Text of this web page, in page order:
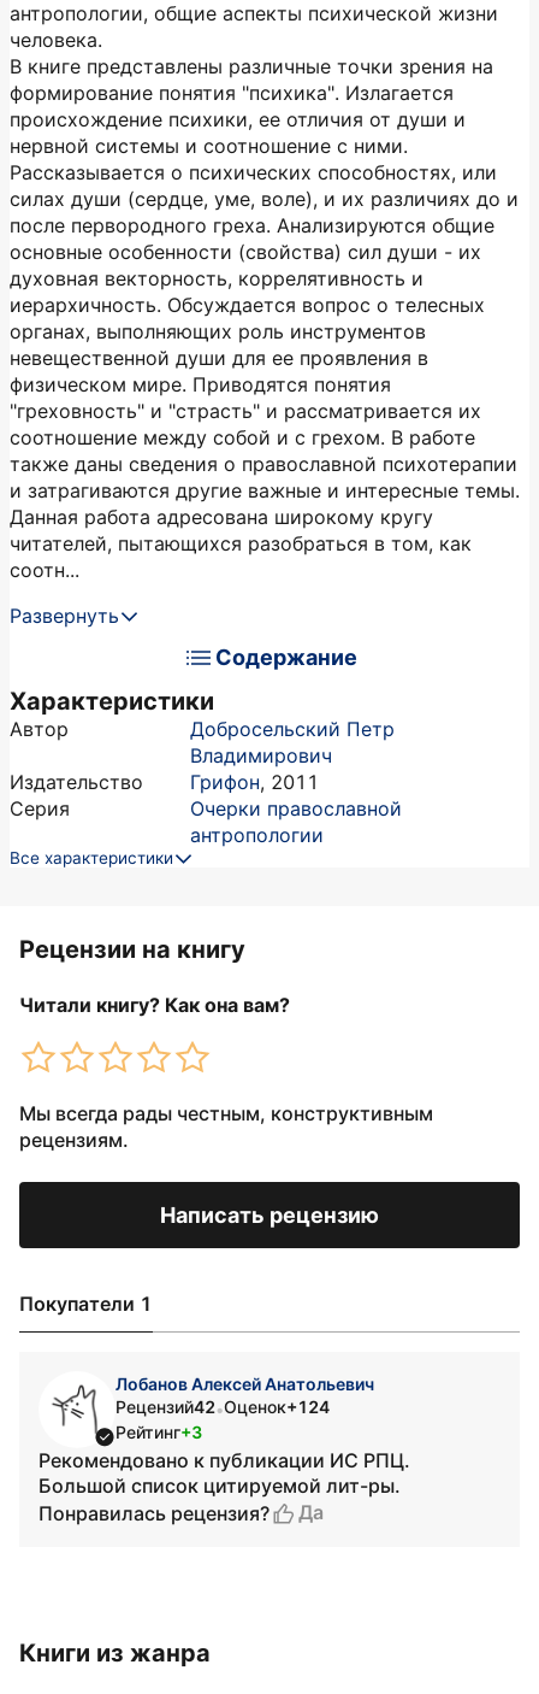
антропологии, общие аспекты психической жизни
человека.
В книге представлены различные точки зрения на
формирование понятия "психика". Излагается
происхождение психики, ее отличия от души и
нервной системы и соотношение с ними.
Рассказывается о психических способностях, или
силах души (сердце, уме, воле), и их различиях до и
после первородного греха. Анализируются общие
основные особенности (свойства) сил души - их
духовная векторность, коррелятивность и
иерархичность. Обсуждается вопрос о телесных
органах, выполняющих роль инструментов
невещественной души для ее проявления в
физическом мире. Приводятся понятия
"греховность" и "страсть" и рассматривается их
соотношение между собой и с грехом. В работе
также даны сведения о православной психотерапии
и затрагиваются другие важные и интересные темы.
Данная работа адресована широкому кругу
читателей, пытающихся разобраться в том, как
соотн...
Развернуть
Содержание
Характеристики
Автор
Добросельский Петр
Владимирович
Издательство
Грифон, 2011
Серия
Очерки православной
антропологии
Все характеристики
Рецензии на книгу
Читали книгу? Как она вам?
Мы всегда рады честным, конструктивным
рецензиям.
Написать рецензию
Покупатели 1
Лобанов Алексей Анатольевич
Рецензий42•Оценок+124
Рейтинг+3
Рекомендовано к публикации ИС РПЦ.
Большой список цитируемой лит-ры.
Понравилась рецензия?
Да
Книги из жанра